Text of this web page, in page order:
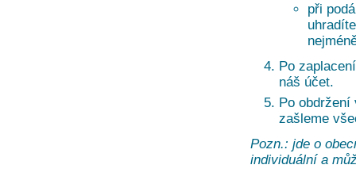
při
Po
náš účet.
Po obdržení
zašleme
Pozn.: jde o
individuální a